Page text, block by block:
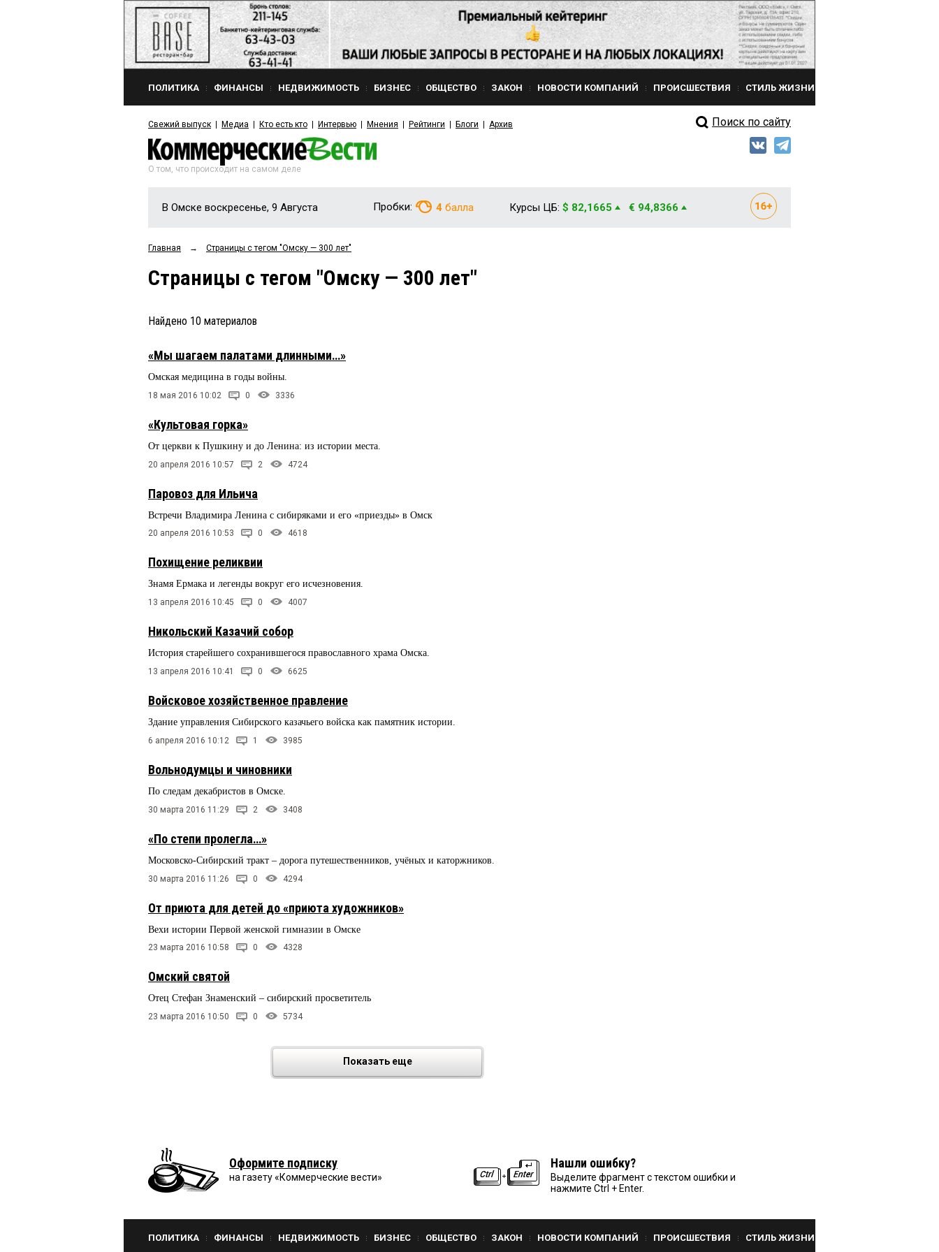
ПОЛИТИКА ФИНАНСЫ НЕДВИЖИМОСТЬ БИЗНЕС ОБЩЕСТВО ЗАКОН НОВОСТИ КОМПАНИЙ ПРОИСШЕСТВИЯ СТИЛЬ ЖИЗНИ
Свежий выпуск Медиа Кто есть кто Интервью Мнения Рейтинги Блоги Архив Поиск по сайту
О том, что происходит на самом деле
В Омске воскресенье, 9 Августа Пробки: 4 балла Курсы ЦБ: $ 82,1665 € 94,8366
Главная → Страницы c тегом "Омску — 300 лет"
Страницы c тегом "Омску — 300 лет"
Найдено 10 материалов
«Мы шагаем палатами длинными…»
Омская медицина в годы войны.
18 мая 2016 10:02 0 3336
«Культовая горка»
От церкви к Пушкину и до Ленина: из истории места.
20 апреля 2016 10:57 2 4724
Паровоз для Ильича
Встречи Владимира Ленина с сибиряками и его «приезды» в Омск
20 апреля 2016 10:53 0 4618
Похищение реликвии
Знамя Ермака и легенды вокруг его исчезновения.
13 апреля 2016 10:45 0 4007
Никольский Казачий собор
История старейшего сохранившегося православного храма Омска.
13 апреля 2016 10:41 0 6625
Войсковое хозяйственное правление
Здание управления Сибирского казачьего войска как памятник истории.
6 апреля 2016 10:12 1 3985
Вольнодумцы и чиновники
По следам декабристов в Омске.
30 марта 2016 11:29 2 3408
«По степи пролегла…»
Московско-Сибирский тракт – дорога путешественников, учёных и каторжников.
30 марта 2016 11:26 0 4294
От приюта для детей до «приюта художников»
Вехи истории Первой женской гимназии в Омске
23 марта 2016 10:58 0 4328
Омский святой
Отец Стефан Знаменский – сибирский просветитель
23 марта 2016 10:50 0 5734
Показать еще
Оформите подписку
на газету «Коммерческие вести»
Нашли ошибку?
Выделите фрагмент с текстом ошибки и
нажмите Ctrl + Enter.
ПОЛИТИКА ФИНАНСЫ НЕДВИЖИМОСТЬ БИЗНЕС ОБЩЕСТВО ЗАКОН НОВОСТИ КОМПАНИЙ ПРОИСШЕСТВИЯ СТИЛЬ ЖИЗНИ